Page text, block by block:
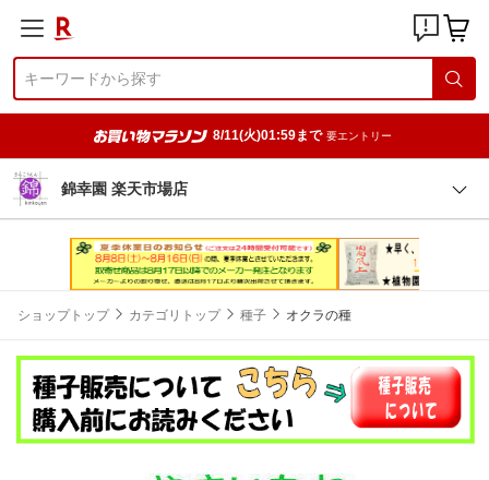
8/11(火)01:59まで 要エントリー
錦幸園 楽天市場店
ショップトップ カテゴリトップ 種子 オクラの種